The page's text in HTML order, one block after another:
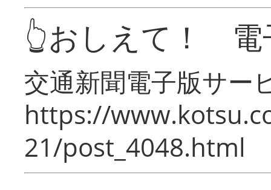
👆おしえて！ 電
交通新聞電子版サー
https://
21/post_4048.html